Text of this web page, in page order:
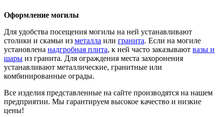
Оформление могилы
Для удобства посещения могилы на ней устанавливают
столики и скамьи из металла или гранита. Если на могиле
установлена надгробная плита, к ней часто заказывают вазы и
шары из гранита. Для ограждения места захоронения
устанавливают металлические, гранитные или
комбинированные ограды.
Все изделия представленные на сайте производятся на нашем
предприятии. Мы гарантируем высокое качество и низкие
цены!